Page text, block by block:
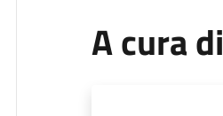
A cura di